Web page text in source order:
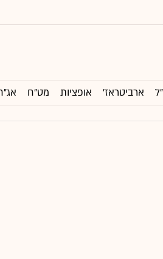
ארביטראז' אופציות מט"ח